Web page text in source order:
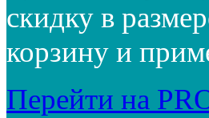
скидку в
корзину и
Перейти на